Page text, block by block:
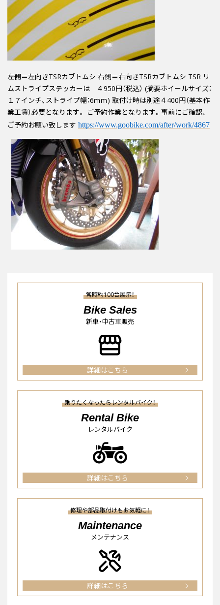
左側＝左向きTSRカブトムシ 右側＝右向きTSRカブトムシ TSR リ
ムストライプステッカーは ４950円（税込） (摘要ホイールサイズ：
１７インチ、ストライプ幅：6ｍｍ) 取付け時は別途４400円（基本作
業工賃）必要となります。 ご予約作業となります。事前にご確認、
ご予約お願い致します https://www.goobike.com/after/work/4867
常時約100台展示！
Bike Sales
新車・中古車販売
詳細はこちら
乗りたくなったらレンタルバイク！
Rental Bike
レンタルバイク
詳細はこちら
修理や部品取付けもお気軽に！
Maintenance
メンテナンス
詳細はこちら